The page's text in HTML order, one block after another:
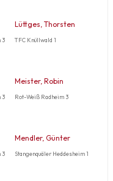
3
Lüttges, Thorsten
TFC Knüllwald 1
3
Meister, Robin
Rot-Weiß Radheim 3
3
Mendler, Günter
Stangenquäler Heddesheim 1